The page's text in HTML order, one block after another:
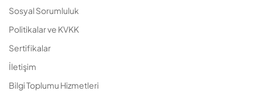
Sosyal Sorumluluk
Politikalar ve KVKK
Sertifikalar
İletişim
Bilgi Toplumu Hizmetleri